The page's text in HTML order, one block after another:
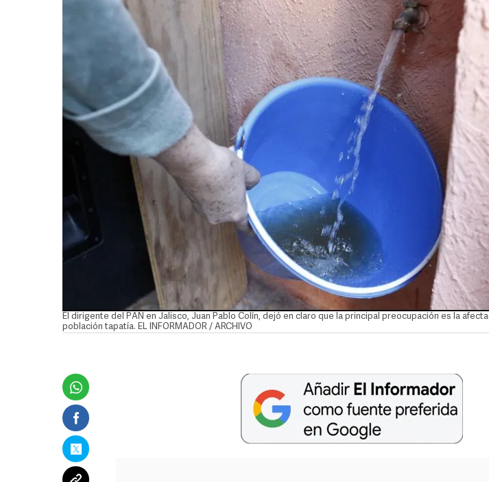
El dirigente del PAN en Jalisco, Juan Pablo Colín, dejó en claro que la principal preocupación es la
población tapatía. EL INFORMADOR / ARCHIVO